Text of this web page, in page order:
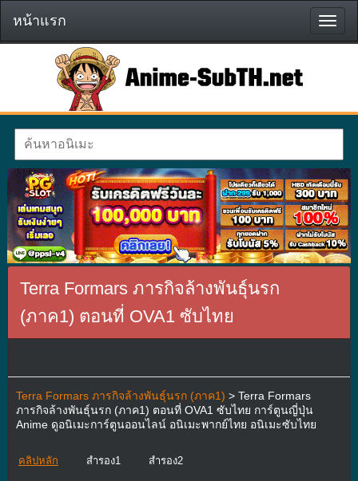
หน้า
แรก
หน้าแรก
Terra Formars ภารกิจล้างพันธุ์นรก
(ภาค1) ตอนที่ OVA1 ซับไทย
Terra Formars ภารกิจล้างพันธุ์นรก (ภาค1) > Terra Formars
ภารกิจล้างพันธุ์นรก (ภาค1) ตอนที่ OVA1 ซับไทย การ์ตูนญี่ปุ่น
Anime ดูอนิเมะการ์ตูนออนไลน์ อนิเมะพากย์ไทย อนิเมะซับไทย
คลิปหลัก สำรอง1 สำรอง2